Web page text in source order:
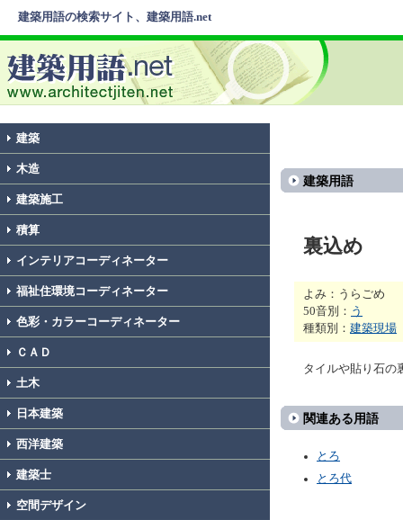
建築用語の検索サイト、建築用語.net
建築
木造
建築施工
積算
インテリアコーディネーター
福祉住環境コーディネーター
色彩・カラーコーディネーター
ＣＡＤ
土木
日本建築
西洋建築
建築士
空間デザイン
建築用語
裏込め
よみ：うらごめ
50音別： う
種類別： 建築現場
タイルや貼り石の
関連ある用語
とろ
とろ代